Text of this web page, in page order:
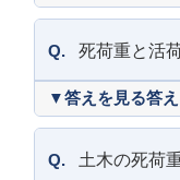
Q. 死荷重と活
答
Q.
土木の死荷